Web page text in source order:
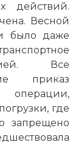
действий.
Весной
было даже
Все
приказ
где
запрещено